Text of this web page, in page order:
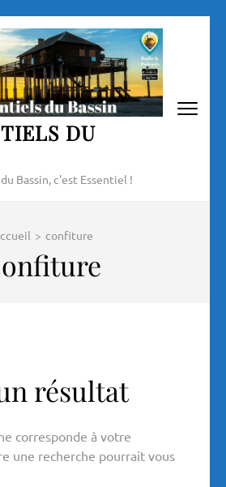
DU
Bassin, c'est Essentiel !
> confiture
résultat
corresponde à votre
une recherche pourrait vous